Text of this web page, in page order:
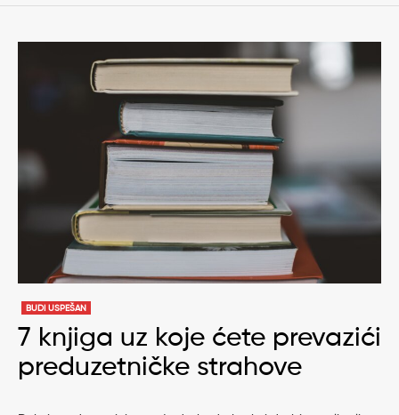
BUDI USPEŠAN
7 knjiga uz koje ćete prevazići
preduzetničke strahove